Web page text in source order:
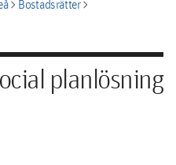
chevron_rightBostadsrätterchevron_right
planlösning